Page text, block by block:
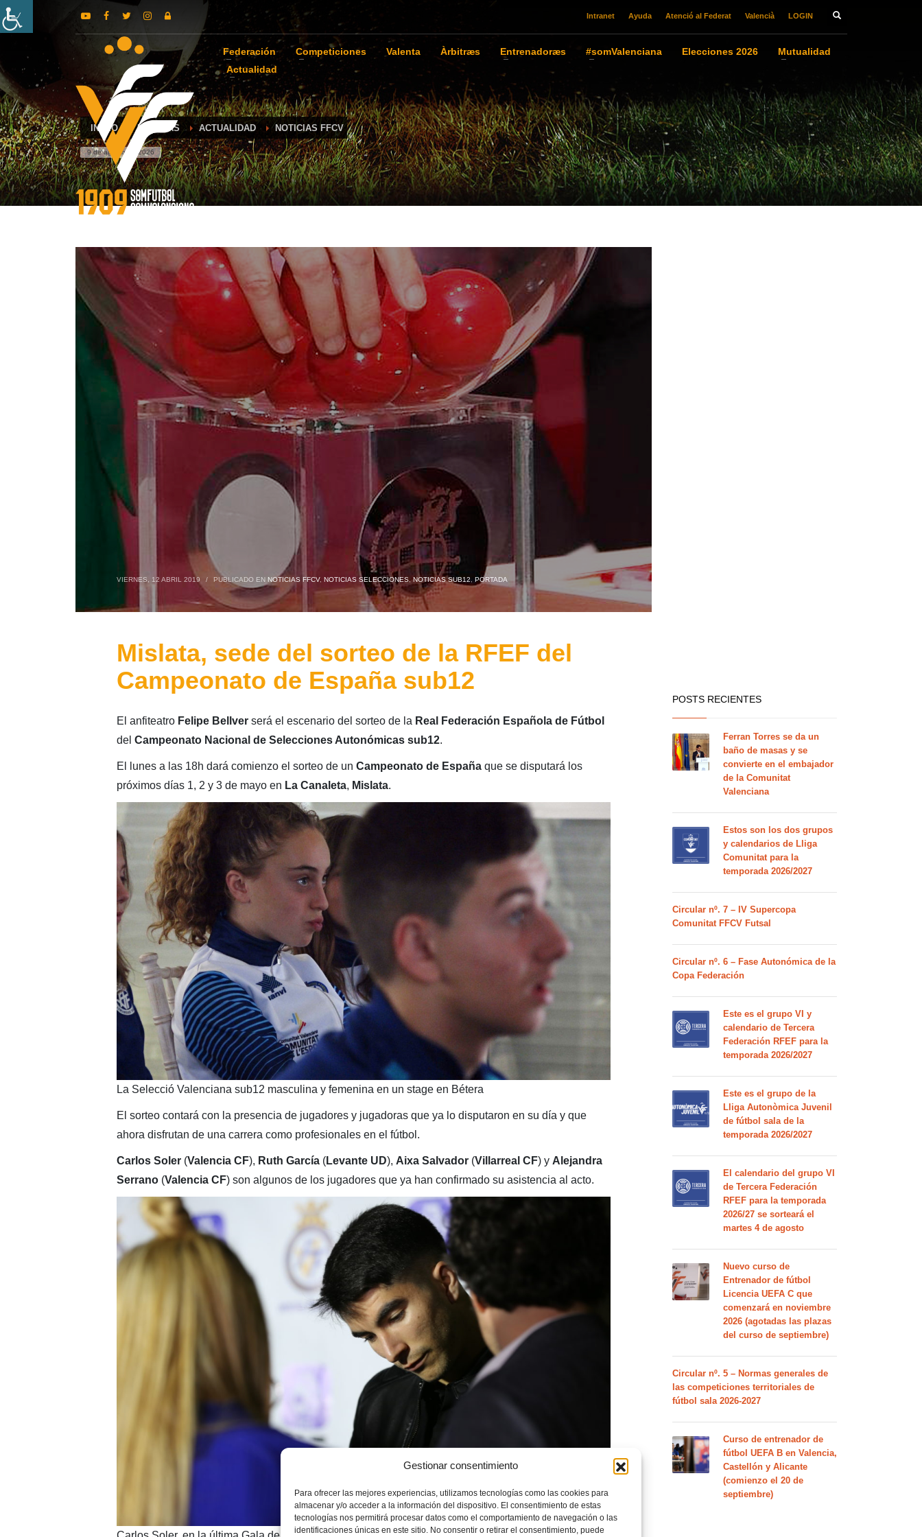
Gestionar consentimiento
Para ofrecer las mejores experiencias, utilizamos tecnologías como las cookies para
almacenar y/o acceder a la información del dispositivo. El consentimiento de estas
tecnologías nos permitirá procesar datos como el comportamiento de navegación o las
identificaciones únicas en este sitio. No consentir o retirar el consentimiento, puede
Intranet Ayuda Atenció al Federat Valencià LOGIN
Federación Competiciones Valenta Àrbitræs Entrenadoræs #somValenciana Elecciones 2026
Mutualidad
Actualidad
INICIO NOTICIAS ACTUALIDAD NOTICIAS FFCV
9 de agosto de 2026
VIERNES, 12 ABRIL 2019 / PUBLICADO EN NOTICIAS FFCV, NOTICIAS SELECCIONES,NOTICIAS SUB12 PORTADA
Mislata, sede del sorteo de la RFEF del
Campeonato de España sub12
El anfiteatro Felipe Bellverserá el escenario del sorteo de la Real Federación Española de Fútbol
del Campeonato Nacional de Selecciones Autonómicas sub12.
El lunes a las 18h dará comienzo el sorteo de un Campeonato de Españaque se disputará los
próximos días 1, 2 y 3 de mayo en La Canaleta, Mislata.
La Selecció Valenciana sub12 masculina y femenina en un stage en Bétera
El sorteo contará con la presencia de jugadores y jugadoras que ya lo disputaron en su día y que
ahora disfrutan de una carrera como profesionales en el fútbol.
Carlos Soler(Valencia CF), Ruth García(Levante UD), Aixa Salvador(Villarreal CF) y Alejandra
Serrano(Valencia CF) son algunos de los jugadores que ya han confirmado su asistencia al acto.
POSTS RECIENTES
Ferran Torres se da un
baño de masas y se
convierte en el embajador
de la Comunitat
Valenciana
Estos son los dos grupos
y calendarios de Lliga
Comunitat para la
temporada 2026/2027
Circular nº. 7 – IV Supercopa
Comunitat FFCV Futsal
Circular nº. 6 – Fase Autonómica de la
Copa Federación
Este es el grupo VI y
calendario de Tercera
Federación RFEF para la
temporada 2026/2027
Este es el grupo de la
Lliga Autonòmica Juvenil
de fútbol sala de la
temporada 2026/2027
El calendario del grupo VI
de Tercera Federación
RFEF para la temporada
2026/27 se sorteará el
martes 4 de agosto
Nuevo curso de
Entrenador de fútbol
Licencia UEFA C que
comenzará en noviembre
2026 (agotadas las plazas
del curso de septiembre)
Circular nº. 5 – Normas generales de
las competiciones territoriales de
fútbol sala 2026-2027
Curso de entrenador de
fútbol UEFA B en Valencia,
Castellón y Alicante
(comienzo el 20 de
septiembre)